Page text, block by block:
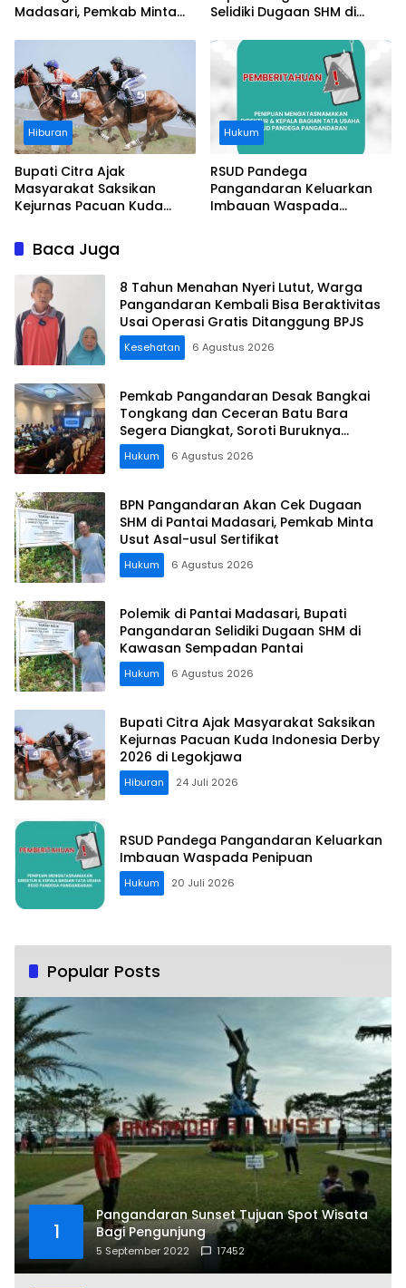
Madasari, Pemkab Minta
Selidiki Dugaan SHM di
Pantai
Hiburan
Bupati Citra Ajak
Masyarakat Saksikan
Kejurnas Pacuan Kuda
Legokjawa
Hukum
RSUD Pandega
Pangandaran Keluarkan
Imbauan Waspada
Baca Juga
8 Tahun Menahan Nyeri Lutut, Warga
Pangandaran Kembali Bisa Beraktivitas
Usai Operasi Gratis Ditanggung BPJS
Kesehatan 6 Agustus 2026
Pemkab Pangandaran Desak Bangkai
Tongkang dan Ceceran Batu Bara
Segera Diangkat, Soroti Buruknya
Koordinasi Perusahaan
Hukum 6 Agustus 2026
BPN Pangandaran Akan Cek Dugaan
SHM di Pantai Madasari, Pemkab Minta
Usut Asal-usul Sertifikat
Hukum 6 Agustus 2026
Polemik di Pantai Madasari, Bupati
Pangandaran Selidiki Dugaan SHM di
Kawasan Sempadan Pantai
Hukum 6 Agustus 2026
Bupati Citra Ajak Masyarakat Saksikan
Kejurnas Pacuan Kuda Indonesia Derby
2026 di Legokjawa
Hiburan 24 Juli 2026
RSUD Pandega Pangandaran Keluarkan
Imbauan Waspada Penipuan
Hukum 20 Juli 2026
Popular Posts
1
Pangandaran Sunset Tujuan Spot Wisata
Bagi Pengunjung
5 September 2022 17452